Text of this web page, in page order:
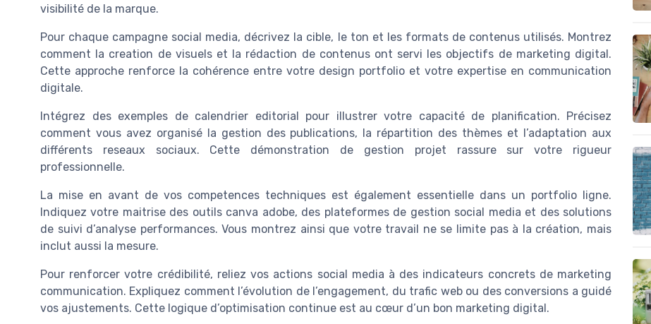
visibilité de la marque.
Pour chaque campagne social media, décrivez la cible, le ton et les formats de contenus utilisés. Montrez
comment la creation de visuels et la rédaction de contenus ont servi les objectifs de marketing digital.
Cette approche renforce la cohérence entre votre design portfolio et votre expertise en communication
digitale.
Intégrez des exemples de calendrier editorial pour illustrer votre capacité de planification. Précisez
comment vous avez organisé la gestion des publications, la répartition des thèmes et l’adaptation aux
différents reseaux sociaux. Cette démonstration de gestion projet rassure sur votre rigueur
professionnelle.
La mise en avant de vos competences techniques est également essentielle dans un portfolio ligne.
Indiquez votre maitrise des outils canva adobe, des plateformes de gestion social media et des solutions
de suivi d’analyse performances. Vous montrez ainsi que votre travail ne se limite pas à la création, mais
inclut aussi la mesure.
Pour renforcer votre crédibilité, reliez vos actions social media à des indicateurs concrets de marketing
communication. Expliquez comment l’évolution de l’engagement, du trafic web ou des conversions a guidé
vos ajustements. Cette logique d’optimisation continue est au cœur d’un bon marketing digital.